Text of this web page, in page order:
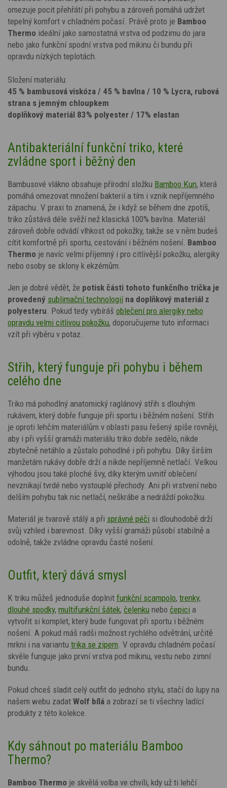
omezuje pocit přehřátí při pohybu a zároveň pomáhá udržet
tepelný komfort v chladném počasí. Právě proto je Bamboo
Thermo ideální jako samostatná vrstva od podzimu do jara
nebo jako funkční spodní vrstva pod mikinu či bundu při
opravdu nízkých teplotách.
Složení materiálu:
45 % bambusová viskóza / 45 % bavlna / 10 % Lycra, rubová
strana s jemným chloupkem
doplňkový materiál 83% polyester / 17% elastan
Antibakteriální funkční triko, které
zvládne sport i běžný den
Bambusové vlákno obsahuje přírodní složku Bamboo Kun, která
pomáhá omezovat množení bakterií a tím i vznik nepříjemného
zápachu. V praxi to znamená, že i když se během dne zpotíš,
triko zůstává déle svěží než klasická 100% bavlna. Materiál
zároveň dobře odvádí vlhkost od pokožky, takže se v něm budeš
cítit komfortně při sportu, cestování i běžném nošení. Bamboo
Thermo je navíc velmi příjemný i pro citlivější pokožku, alergiky
nebo osoby se sklony k ekzémům.
Jen je dobré vědět, že potisk části tohoto funkčního trička je
provedený sublimační technologiína doplňkový materiál z
polyesteru . Pokud tedy vybíráš oblečení pro alergiky nebo
opravdu velmi citlivou pokožku, doporučujeme tuto informaci
vzít při výběru v potaz.
Střih, který funguje při pohybu i během
celého dne
Triko má pohodlný anatomický raglánový střih s dlouhým
rukávem, který dobře funguje při sportu i běžném nošení. Střih
je oproti lehčím materiálům v oblasti pasu řešený spíše rovněji,
aby i při vyšší gramáži materiálu triko dobře sedělo, nikde
zbytečně netáhlo a zůstalo pohodlné i při pohybu. Díky širším
manžetám rukávy dobře drží a nikde nepříjemně netlačí. Velkou
výhodou jsou také ploché švy, díky kterým uvnitř oblečení
nevznikají tvrdé nebo vystouplé přechody. Ani při vrstvení nebo
delším pohybu tak nic netlačí, neškrábe a nedráždí pokožku.
Materiál je tvarově stálý a při správné péči si dlouhodobě drží
svůj vzhled i barevnost. Díky vyšší gramáži působí stabilně a
odolně, takže zvládne opravdu časté nošení.
Outfit, který dává smysl
K triku můžeš jednoduše doplnit funkční scampolo, trenky,
dlouhé spodky, multifunkční šátek, čelenku nebo čepici a
vytvořit si komplet, který bude fungovat při sportu i běžném
nošení. A pokud máš radši možnost rychlého odvětrání, určitě
mrkni i na variantu trika se zipem V opravdu chladném počasí
skvěle funguje jako první vrstva pod mikinu, vestu nebo zimní
bundu.
Pokud chceš sladit celý outfit do jednoho stylu, stačí do lupy na
našem webu zadat Wolf bílá a zobrazí se ti všechny ladící
produkty z této kolekce.
Kdy sáhnout po materiálu Bamboo
Thermo?
Bamboo Thermo je skvělá volba ve chvíli, kdy už ti lehčí